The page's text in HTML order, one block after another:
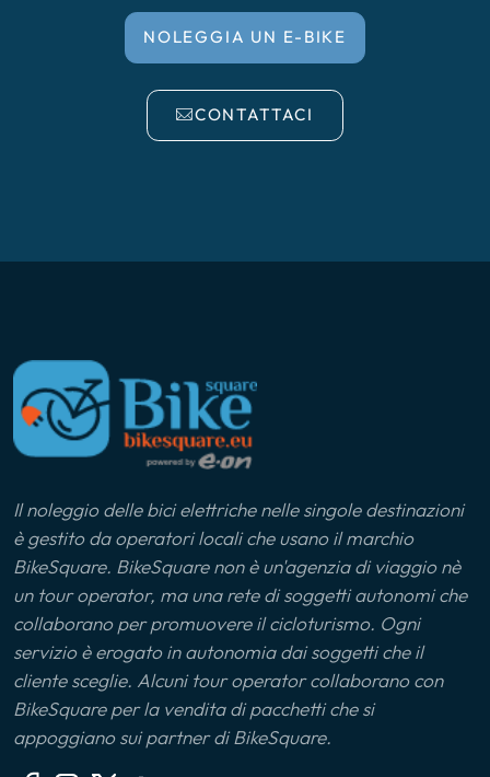
tour verra' cancellato e verra' rimborsata la
NOLEGGIA UN E-BIKE
CONTATTACI
Il noleggio delle bici elettriche nelle singole destinazioni
è gestito da operatori locali che usano il marchio
BikeSquare. BikeSquare non è un'agenzia di viaggio nè
un tour operator, ma una rete di soggetti autonomi che
collaborano per promuovere il cicloturismo. Ogni
servizio è erogato in autonomia dai soggetti che il
cliente sceglie. Alcuni tour operator collaborano con
BikeSquare per la vendita di pacchetti che si
appoggiano sui partner di BikeSquare.